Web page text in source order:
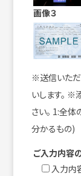
画像３
※送信いた
いします。 ※
さい。 1:全
分かるもの)
ご入力内容
入力内